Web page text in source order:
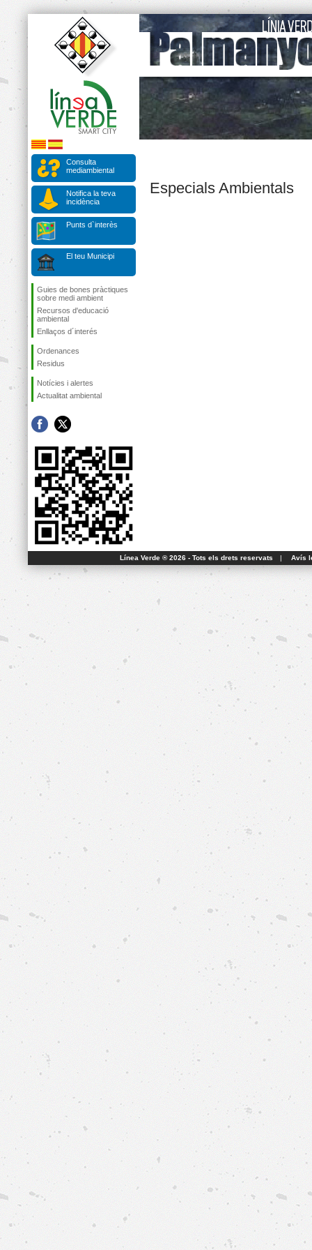
Consulta
mediambiental
Notifica la teva
incidència
Punts d`interès
El teu Municipi
Guies de bones pràctiques
sobre medi ambient
Recursos d'educació
ambiental
Enllaços d´interés
Ordenances
Residus
Notícies i alertes
Actualitat ambiental
Especials Ambientals
Línea Verde ® 2026 - Tots els drets reservats | Avís